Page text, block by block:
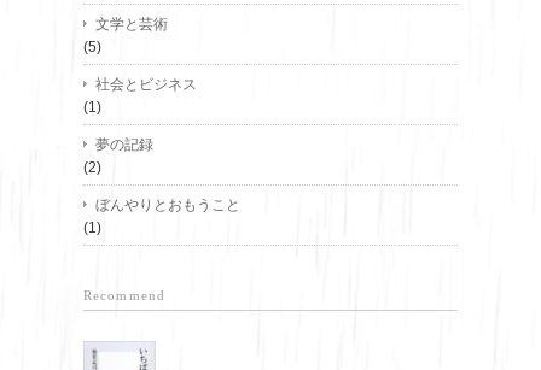
文学と芸術
(5)
社会とビジネス
(1)
夢の記録
(2)
ぼんやりとおもうこと
(1)
Recommend